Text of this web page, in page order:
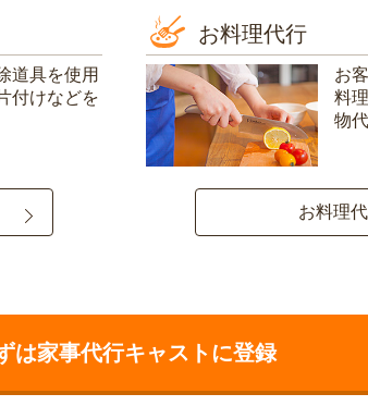
道具を使用
付けなどを
お料理代行
お
料
物
お料理
は家事代行キャストに登録